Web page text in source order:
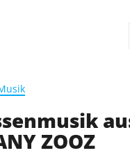
ZOOZ